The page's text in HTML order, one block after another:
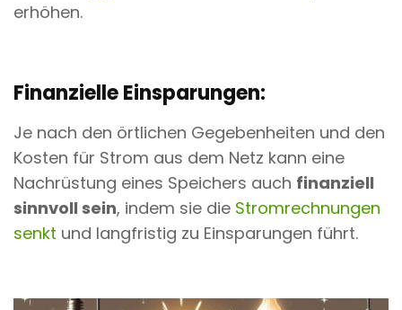
erhöhen.
Finanzielle Einsparungen:
Je nach den örtlichen Gegebenheiten und den
Kosten für Strom aus dem Netz kann eine
Nachrüstung eines Speichers auch finanziell
sinnvoll sein, indem sie die Stromrechnungen
senkt und langfristig zu Einsparungen führt.